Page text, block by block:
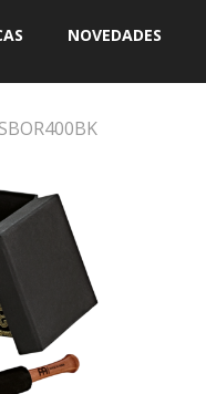
NOVEDADES